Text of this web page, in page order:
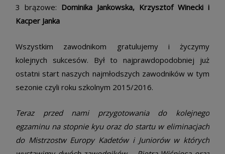
3 brązowe: Dominika Jankowska, Krzysztof Winecki i
Kacper Janka
Wszystkim zawodnikom gratulujemy i życzymy
kolejnych sukcesów. Był to najprawdopodobniej już
ostatni start naszych najmłodszych zawodników w tym
sezonie czyli roku szkolnym 2015/2016.
Teraz przed nami przygotowania do kolejnego
egzaminu na stopnie kyu oraz do startu w eliminacjach
do Mistrzostw Europy Kadetów i Juniorów w których